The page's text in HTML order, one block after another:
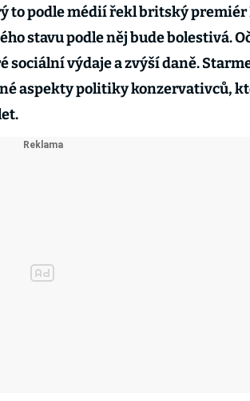
to podle médií řekl britský premiér
stavu podle něj bude bolestivá.
sociální výdaje a zvýší daně.
aspekty politiky konzervativců,